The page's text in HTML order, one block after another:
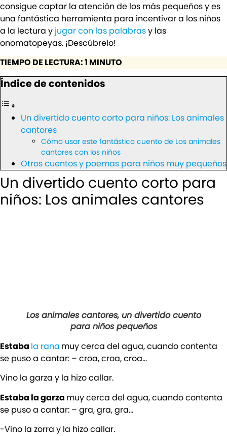
consigue captar la atención de los más pequeños y es
una fantástica herramienta para incentivar a los niños
a la lectura y jugar con las palabrasy las
onomatopeyas. ¡Descúbrelo!
TIEMPO DE LECTURA: 1 MINUTO
Índice de contenidos
Un divertido cuento corto para niños: Los animales
cantores
Cómo usar este fantástico cuento de Los animales
cantores con los niños
Otros cuentos y poemas para niños muy pequeños
Un divertido cuento corto para
niños: Los animales cantores
Los animales cantores, un divertido cuento
para niños pequeños
Estaba la rana muy cerca del agua, cuando contenta
se puso a cantar: – croa, croa, croa…
Vino la garza y la hizo callar.
Estaba la garza muy cerca del agua, cuando contenta
se puso a cantar: – gra, gra, gra…
-Vino la zorra y la hizo callar.